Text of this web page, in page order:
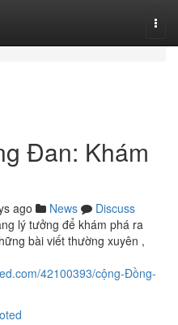
Đan: Khám
ago News
Discuss
lý tưởng để khám phá ra
bài viết thường xuyên ,
42100393/cộng-Đồng-